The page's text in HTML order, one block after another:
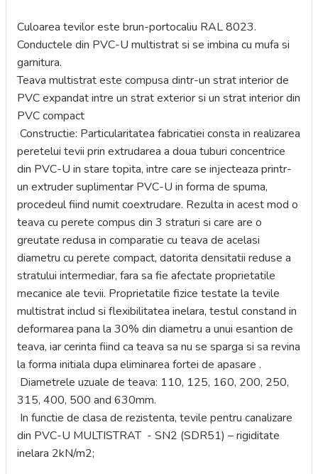
Culoarea tevilor este brun-portocaliu RAL 8023.
Conductele din PVC-U multistrat si se imbina cu mufa si
garnitura.
Teava multistrat este compusa dintr-un strat interior de
PVC expandat intre un strat exterior si un strat interior din
PVC compact
Constructie: Particularitatea fabricatiei consta in realizarea
peretelui tevii prin extrudarea a doua tuburi concentrice
din PVC-U in stare topita, intre care se injecteaza printr-
un extruder suplimentar PVC-U in forma de spuma,
procedeul fiind numit coextrudare. Rezulta in acest mod o
teava cu perete compus din 3 straturi si care are o
greutate redusa in comparatie cu teava de acelasi
diametru cu perete compact, datorita densitatii reduse a
stratului intermediar, fara sa fie afectate proprietatile
mecanice ale tevii. Proprietatile fizice testate la tevile
multistrat includ si flexibilitatea inelara, testul constand in
deformarea pana la 30% din diametru a unui esantion de
teava, iar cerinta fiind ca teava sa nu se sparga si sa revina
la forma initiala dupa eliminarea fortei de apasare .
Diametrele uzuale de teava: 110, 125, 160, 200, 250,
315, 400, 500 and 630mm.
In functie de clasa de rezistenta, tevile pentru canalizare
din PVC-U MULTISTRAT - SN2 (SDR51) – rigiditate
inelara 2kN/m2;